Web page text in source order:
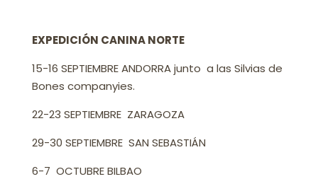
EXPEDICIÓN CANINA NORTE
15-16 SEPTIEMBRE ANDORRA junto a las Silvias de
Bones companyies.
22-23 SEPTIEMBRE ZARAGOZA
29-30 SEPTIEMBRE SAN SEBASTIÁN
6-7 OCTUBRE BILBAO